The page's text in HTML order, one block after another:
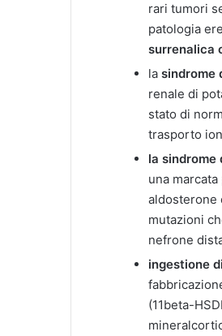
rari tumori
patologia
surrenalica
la sindrome
renale di
stato di
trasporto
la sindrome
una
aldosterone
mutazioni
nefrone
ingestione
(11beta-